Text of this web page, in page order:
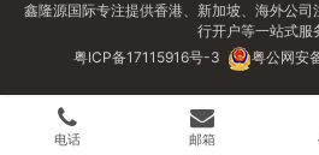
鑫隆源国际专注提供香港、新加坡、海外公
行开户等一站式服
粤ICP备17115916号-3
粤公网安
电话 邮箱